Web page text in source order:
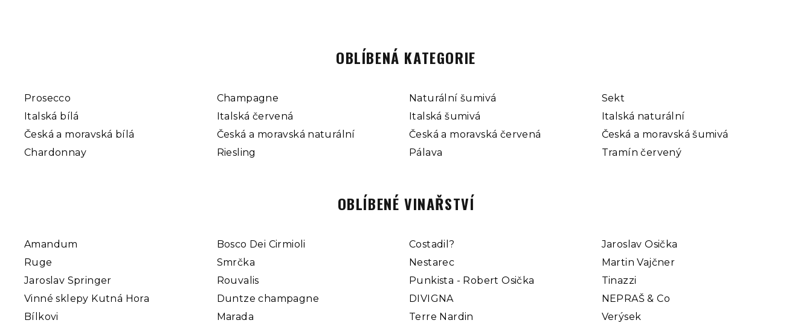
OBLÍBENÁ KATEGORIE
Prosecco Champagne Naturální šumivá
Sekt
Italská bílá
Italská červená Italská šumivá
Italská naturální
Česká a moravská bílá
Česká a moravská naturální Česká a moravská červená
Česká a moravská šumivá
Chardonnay
Riesling Pálava Tramín červený
OBLÍBENÉ VINAŘSTVÍ
Amandum Bosco Dei Cirmioli Costadil?
Jaroslav Osička
Ruge
Smrčka Nestarec
Martin Vajčner
Jaroslav Springer
Rouvalis Punkista - Robert Osička
Tinazzi
Vinné sklepy Kutná Hora
Duntze champagne DIVIGNA
NEPRAŠ & Co
Bílkovi
Marada Terre Nardin
Verýsek